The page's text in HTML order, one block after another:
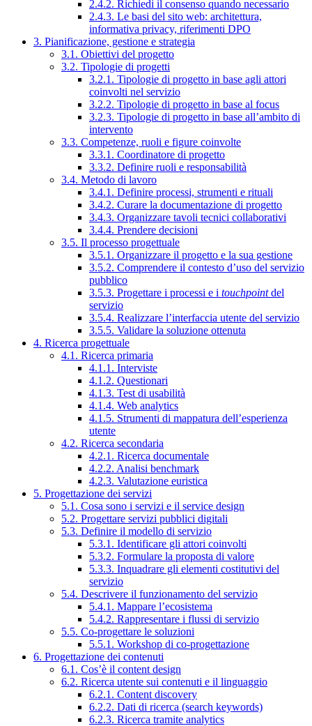
2.4.2. Richiedi il consenso quando necessario
2.4.3. Le basi del sito web: architettura,
informativa privacy, riferimenti DPO
3. Pianificazione, gestione e strategia
3.1. Obiettivi del progetto
3.2. Tipologie di progetti
3.2.1. Tipologie di progetto in base agli attori
coinvolti nel servizio
3.2.2. Tipologie di progetto in base al focus
3.2.3. Tipologie di progetto in base all’ambito di
intervento
3.3. Competenze, ruoli e figure coinvolte
3.3.1. Coordinatore di progetto
3.3.2. Definire ruoli e responsabilità
3.4. Metodo di lavoro
3.4.1. Definire processi, strumenti e rituali
3.4.2. Curare la documentazione di progetto
3.4.3. Organizzare tavoli tecnici collaborativi
3.4.4. Prendere decisioni
3.5. Il processo progettuale
3.5.1. Organizzare il progetto e la sua gestione
3.5.2. Comprendere il contesto d’uso del servizio
pubblico
3.5.3. Progettare i processi e i touchpointdel
servizio
3.5.4. Realizzare l’interfaccia utente del servizio
3.5.5. Validare la soluzione ottenuta
4. Ricerca progettuale
4.1. Ricerca primaria
4.1.1. Interviste
4.1.2. Questionari
4.1.3. Test di usabilità
4.1.4. Web analytics
4.1.5. Strumenti di mappatura dell’esperienza
utente
4.2. Ricerca secondaria
4.2.1. Ricerca documentale
4.2.2. Analisi benchmark
4.2.3. Valutazione euristica
5. Progettazione dei servizi
5.1. Cosa sono i servizi e il service design
5.2. Progettare servizi pubblici digitali
5.3. Definire il modello di servizio
5.3.1. Identificare gli attori coinvolti
5.3.2. Formulare la proposta di valore
5.3.3. Inquadrare gli elementi costitutivi del
servizio
5.4. Descrivere il funzionamento del servizio
5.4.1. Mappare l’ecosistema
5.4.2. Rappresentare i flussi di servizio
5.5. Co-progettare le soluzioni
5.5.1. Workshop di co-progettazione
6. Progettazione dei contenuti
6.1. Cos’è il content design
6.2. Ricerca utente sui contenuti e il linguaggio
6.2.1. Content discovery
6.2.2. Dati di ricerca (search keywords)
6.2.3. Ricerca tramite analytics